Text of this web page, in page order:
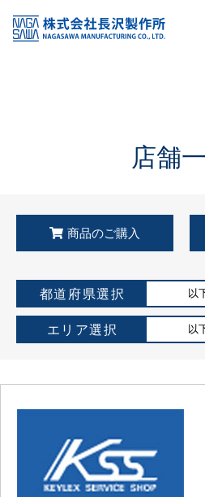
KSS加盟店・取扱店情報
店舗一覧
店舗
商品のご購入
都道府県選択 以
エリア選択 以